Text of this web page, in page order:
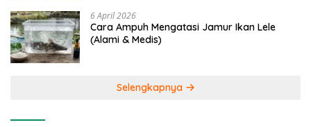
6 April 2026
Cara Ampuh Mengatasi Jamur Ikan Lele
(Alami & Medis)
Selengkapnya